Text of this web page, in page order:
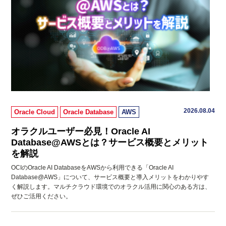
Oracle Cloud Oracle Database AWS 2026.08.04
オラクルユーザー必見！Oracle AI
Database@AWSとは？サービス概要とメリット
を解説
OCIのOracle AI DatabaseをAWSから利用できる「Oracle AI
Database@AWS」について、サービス概要と導入メリットをわかりやす
く解説します。マルチクラウド環境でのオラクル活用に関心のある方は、
ぜひご活用ください。